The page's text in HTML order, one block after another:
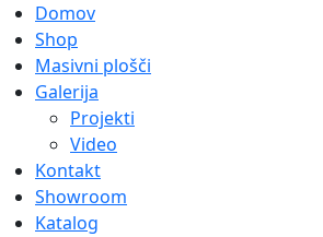
Domov
Shop
Masivni plošči
Galerija
Projekti
Video
Kontakt
Showroom
Katalog